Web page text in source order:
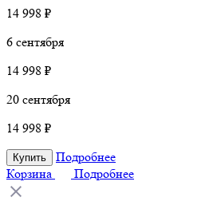
14 998 ₽
6 сентября
14 998 ₽
20 сентября
14 998 ₽
Купить
Подробнее
Корзина
Подробнее